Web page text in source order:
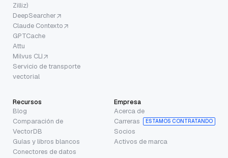
Zilliz)
DeepSearcher
Claude Contexto
GPTCache
Attu
Milvus CLI
Servicio de transporte
vectorial
Recursos
Blog
Comparación de
VectorDB
Guías y libros blancos
Conectores de datos
Empresa
Acerca de
Carreras
ESTAMOS CONTRATANDO
Socios
Activos de marca